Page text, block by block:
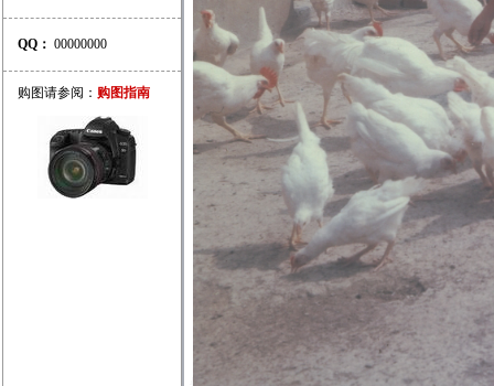
QQ： 00000000
购图请参阅： 购图指南